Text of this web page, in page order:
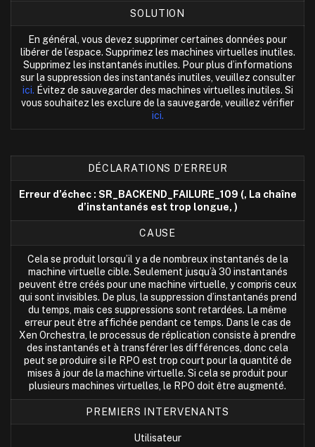
SOLUTION
En général, vous devez supprimer certaines données pour
libérer de l’espace. Supprimez les machines virtuelles inutiles.
Supprimez les instantanés inutiles. Pour plus d’informations
sur la suppression des instantanés inutiles, veuillez consulter
ici. Évitez de sauvegarder des machines virtuelles inutiles. Si
vous souhaitez les exclure de la sauvegarde, veuillez vérifier
ici.
DÉCLARATIONS D’ERREUR
Erreur d’échec : SR_BACKEND_FAILURE_109 (, La chaîne
d’instantanés est trop longue, )
CAUSE
Cela se produit lorsqu’il y a de nombreux instantanés de la
machine virtuelle cible. Seulement jusqu’à 30 instantanés
peuvent être créés pour une machine virtuelle, y compris ceux
qui sont invisibles. De plus, la suppression d’instantanés prend
du temps, mais ces suppressions sont retardées. La même
erreur peut être affichée pendant ce temps. Dans le cas de
Xen Orchestra, le processus de réplication consiste à prendre
des instantanés et à transférer les différences, donc cela
peut se produire si le RPO est trop court pour la quantité de
mises à jour de la machine virtuelle. Si cela se produit pour
plusieurs machines virtuelles, le RPO doit être augmenté.
PREMIERS INTERVENANTS
Utilisateur